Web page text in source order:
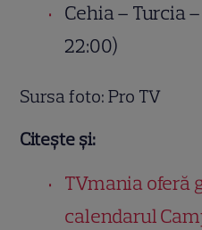
Cehia – Turcia
22:00)
Sursa foto: Pro TV
Citește și:
TVmania oferă
calendarul